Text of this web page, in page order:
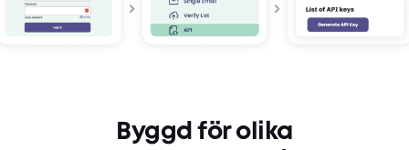
Byggd för olika